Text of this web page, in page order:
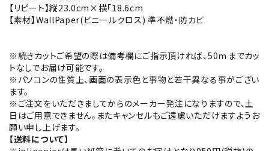
【リピート】縦23.0cm×横「18.6cm
【素材】WallPaper(ビニールクロス) 準不燃・防カビ
※続きカットご希望の際は備考欄にご指示頂ければ、50ｍまでカッ
トなしでお届け可能です。
※パソコンの性質上、画面の表示色と事物と若干異なる事がござい
ます。
※ご注文をいただきましてからのメーカー発注になりますので、土
日はご用意できません。またキャンセルもご遠慮いただけますようお
願い申し上げます。
【送料について】